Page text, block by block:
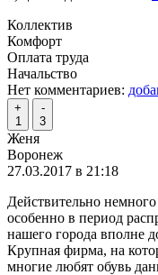
Коллектив
Комфорт
Оплата труда
Начальство
Нет комментариев:
+
1
-
3
Женя
Воронеж
27.03.2017 в 21:18
Действительно
особенно в период
нашего города вполне
Крупная фирма, на
многие любят обувь